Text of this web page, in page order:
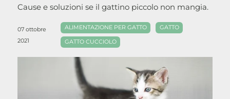
Cause e soluzioni se il gattino piccolo non mangia.
07 ottobre
2021
ALIMENTAZIONE PER GATTO GATTO
GATTO CUCCIOLO